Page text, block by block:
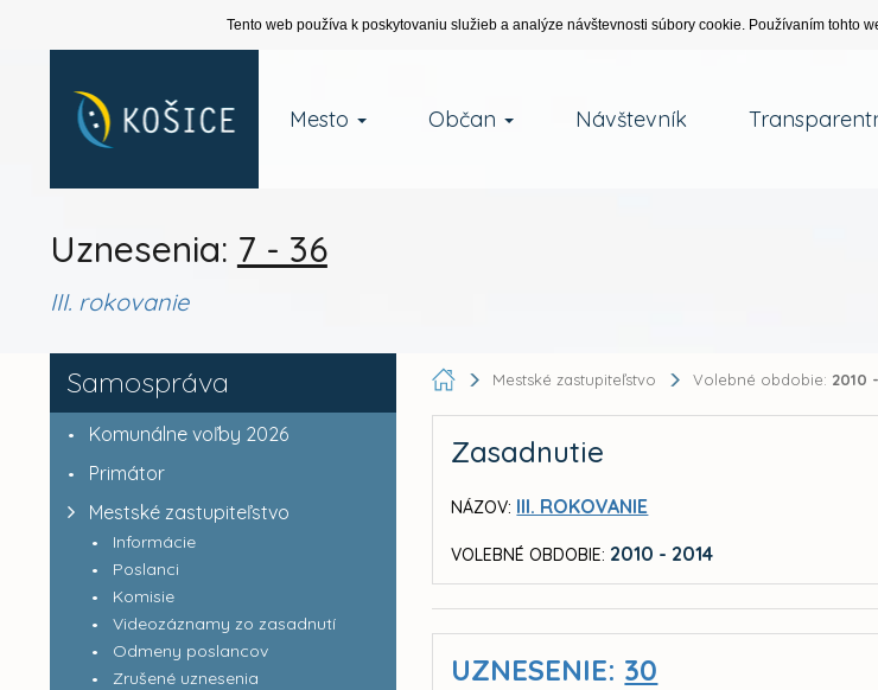
Tento web používa k poskytovaniu služieb a analýze návštevnosti súbory cookie. Používaním tohto
Mesto Občan Návštevník
Uznesenia: 7 - 36
III. rokovanie
Samospráva
Komunálne voľby 2026
Primátor
Mestské zastupiteľstvo
Informácie
Poslanci
Komisie
Videozáznamy zo zasadnutí
Odmeny poslancov
Zrušené uznesenia
Mestské zastupiteľstvo Volebné obdobie: 2010
Zasadnutie
NÁZOV: III. ROKOVANIE
VOLEBNÉ OBDOBIE: 2010 - 2014
UZNESENIE: 30